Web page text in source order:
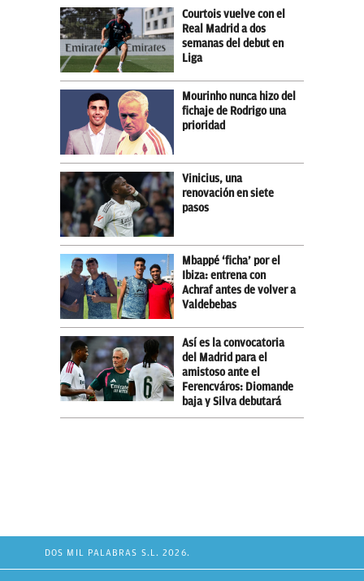
Courtois vuelve con el
Real Madrid a dos
semanas del debut en
Liga
Mourinho nunca hizo del
fichaje de Rodrigo una
prioridad
Vinicius, una
renovación en siete
pasos
Mbappé ‘ficha’ por el
Ibiza: entrena con
Achraf antes de volver a
Valdebebas
Así es la convocatoria
del Madrid para el
amistoso ante el
Ferencváros: Diomande
baja y Silva debutará
DOS MIL PALABRAS S.L. 2026.